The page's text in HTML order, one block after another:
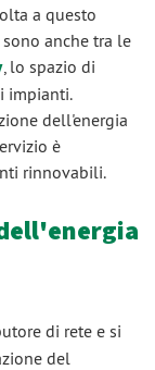
a questo
anche tra le
, lo spazio di
impianti.
dell'energia
è
rinnovabili.
di rete e si
del